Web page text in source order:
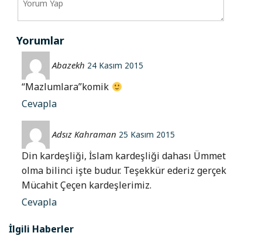
Yorumlar
Abazekh 24 Kasım 2015
“Mazlumlara”komik
Cevapla
Adsız Kahraman 25 Kasım 2015
Din kardeşliği, İslam kardeşliği dahası Ümmet
olma bilinci işte budur. Teşekkür ederiz gerçek
Mücahit Çeçen kardeşlerimiz.
Cevapla
İlgili Haberler